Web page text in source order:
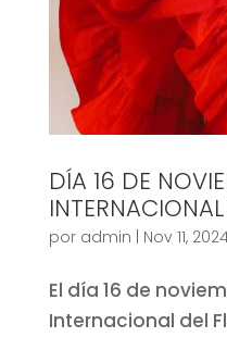
DÍA 16 DE
por admin Nov 11,
El día 16 de
Internacional del